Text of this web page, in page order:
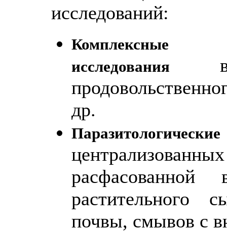
исследований:
Комплексные
исследования
др.
растительного
почвы, смывов с